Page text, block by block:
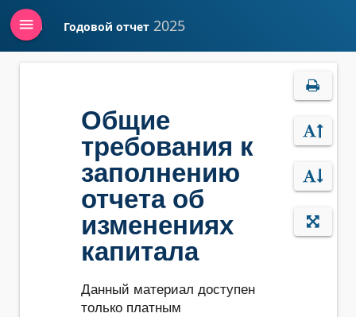
Войти Годовой отчет 2025
menu
Общие
требования к
заполнению
отчета об
изменениях
капитала
Данный материал доступен
только платным